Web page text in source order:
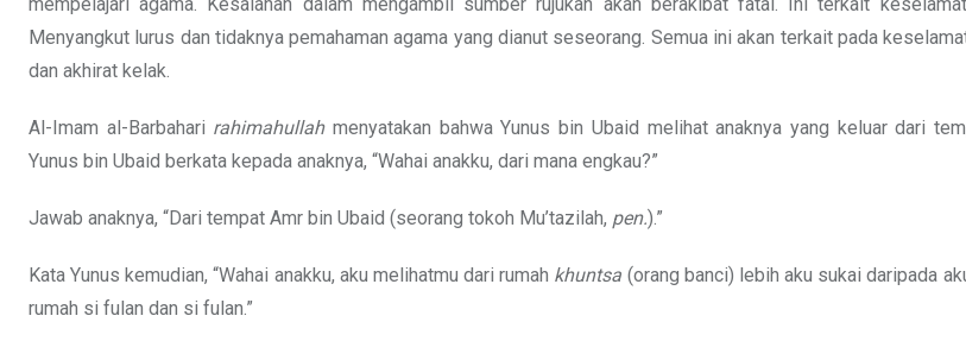
mempelajari agama. Kesalahan dalam mengambil sumber rujukan akan berakibat fatal. Ini terkait
Menyangkut lurus dan tidaknya pemahaman agama yang dianut seseorang. Semua ini akan terkait pada
dan akhirat kelak.
Al-Imam al-Barbahari rahimahullahmenyatakan bahwa Yunus bin Ubaid melihat anaknya yang keluar dari
Yunus bin Ubaid berkata kepada anaknya, “Wahai anakku, dari mana engkau?”
Jawab anaknya, “Dari tempat Amr bin Ubaid (seorang tokoh Mu’tazilah, pen.).”
Kata Yunus kemudian, “Wahai anakku, aku melihatmu dari rumah khuntsa (orang banci) lebih aku sukai daripada
rumah si fulan dan si fulan.”